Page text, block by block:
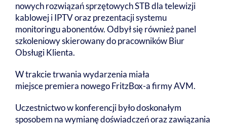
nowych rozwiązań sprzętowych STB dla telewizji
kablowej i IPTV oraz prezentacji systemu
monitoringu abonentów. Odbył się również panel
szkoleniowy skierowany do pracowników Biur
Obsługi Klienta.
W trakcie trwania wydarzenia miała
miejsce premiera nowego FritzBox-a firmy AVM.
Uczestnictwo w konferencji było doskonałym
sposobem na wymianę doświadczeń oraz zawiązania